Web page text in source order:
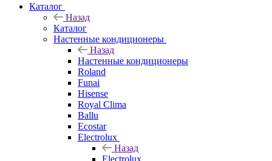
Каталог
Назад
Каталог
Настенные кондиционеры
Назад
Настенные кондиционеры
Roland
Funai
Hisense
Royal Clima
Ballu
Ecostar
Electrolux
Назад
Electrolux